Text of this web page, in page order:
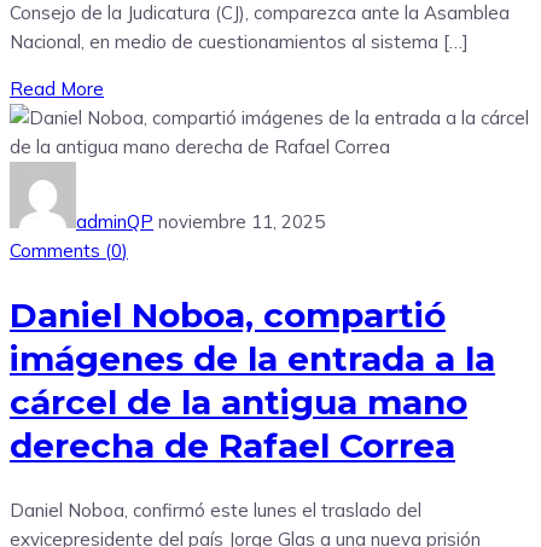
Consejo de la Judicatura (CJ), comparezca ante la Asamblea
Nacional, en medio de cuestionamientos al sistema […]
Read More
adminQP noviembre 11, 2025
Comments (0)
Daniel Noboa, compartió
imágenes de la entrada a la
cárcel de la antigua mano
derecha de Rafael Correa
Daniel Noboa, confirmó este lunes el traslado del
exvicepresidente del país Jorge Glas a una nueva prisión